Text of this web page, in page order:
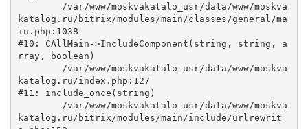
katalog.ru/bitrix/modules/main/classes/general/ma
in.php:1038
#10: CAllMain->IncludeComponent(string, string, a
rray, boolean)
katalog.ru/index.php:127
#11: include_once(string)
katalog.ru/bitrix/modules/main/include/urlrewrit